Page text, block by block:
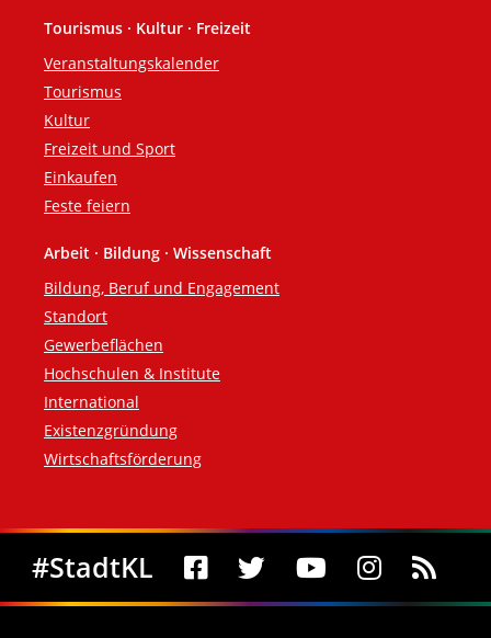
Tourismus · Kultur · Freizeit
Veranstaltungskalender
Tourismus
Kultur
Freizeit und Sport
Einkaufen
Feste feiern
Arbeit · Bildung · Wissenschaft
Bildung, Beruf und Engagement
Standort
Gewerbeflächen
Hochschulen & Institute
International
Existenzgründung
Wirtschaftsförderung
Social Media
#StadtKL